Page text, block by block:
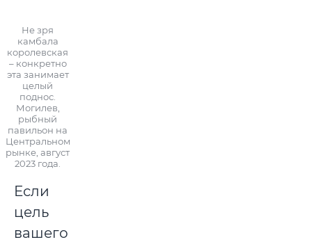
Не зря
камбала
королевская
– конкретно
эта занимает
целый
поднос.
Могилев,
рыбный
павильон на
Центральном
рынке, август
2023 года.
Если
цель
вашего